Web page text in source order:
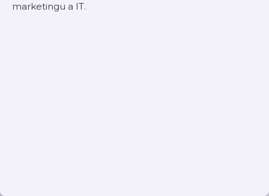
marketingu a IT.